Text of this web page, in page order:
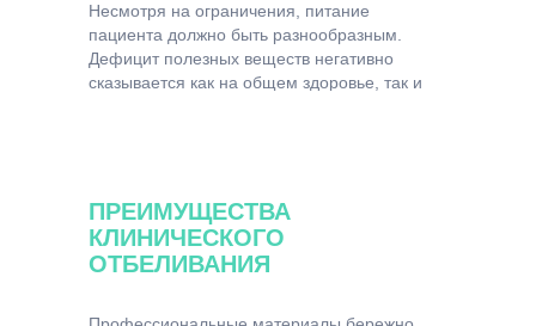
Несмотря на ограничения, питание
пациента должно быть разнообразным.
Дефицит полезных веществ негативно
сказывается как на общем здоровье, так и
отказаться от курения, а также частого
употребления крепкого чая, кофе или
красного вина.
ПРЕИМУЩЕСТВА
КЛИНИЧЕСКОГО
ОТБЕЛИВАНИЯ